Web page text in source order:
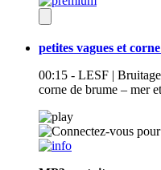
petites vagues et
00:15 - LESF |
corne de brume – mer